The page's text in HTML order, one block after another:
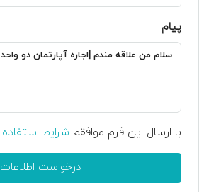
پیام
با ارسال این فرم موافقم شرایط استفاده
درخواست اطلاعات